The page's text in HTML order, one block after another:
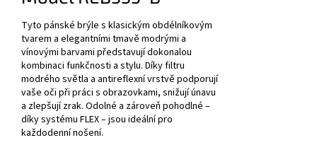
Tyto pánské brýle s klasickým obdélníkovým
tvarem a elegantními tmavě modrými a
vínovými barvami představují dokonalou
kombinaci funkčnosti a stylu. Díky filtru
modrého světla a antireflexní vrstvě podporují
vaše oči při práci s obrazovkami, snižují únavu
a zlepšují zrak. Odolné a zároveň pohodlné –
díky systému FLEX – jsou ideální pro
každodenní nošení.